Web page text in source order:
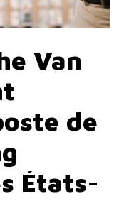
Van
de
États-